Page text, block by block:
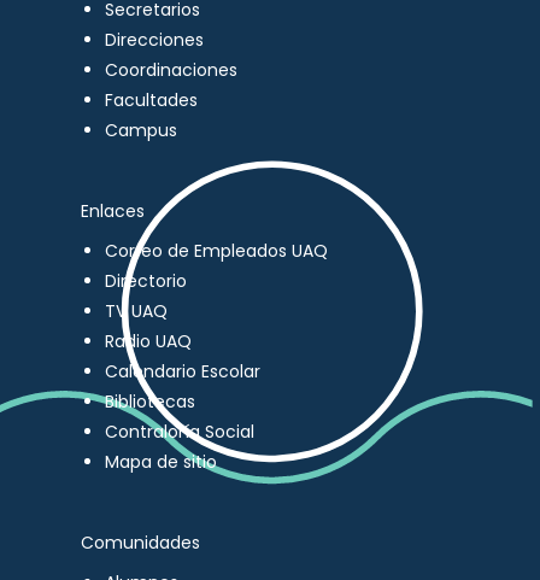
Secretarios
Direcciones
Coordinaciones
Facultades
Campus
Enlaces
Correo de Empleados UAQ
Directorio
TV UAQ
Radio UAQ
Calendario Escolar
Bibliotecas
Contraloría Social
Mapa de sitio
Comunidades